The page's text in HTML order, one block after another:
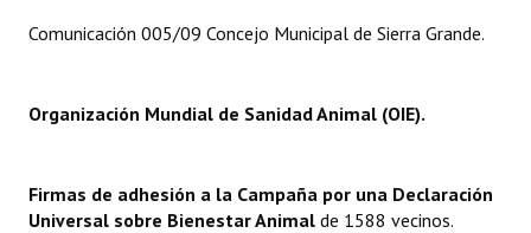
INSTITUCIONAL
Noticias Destacadas
Comunicación 005/09 Concejo Municipal de Sierra Grande.
Organización Mundial de Sanidad Animal (OIE).
Firmas de adhesión a la Campaña por una Declaración
Universal sobre Bienestar Animal de 1588 vecinos.